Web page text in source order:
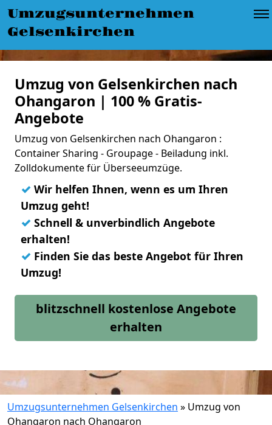
Umzugsunternehmen
Gelsenkirchen
Umzug von Gelsenkirchen nach
Ohangaron | 100 % Gratis-
Angebote
Umzug von Gelsenkirchen nach Ohangaron :
Container Sharing - Groupage - Beiladung inkl.
Zolldokumente für Überseeumzüge.
✓ Wir helfen Ihnen, wenn es um Ihren
Umzug geht!
✓ Schnell & unverbindlich Angebote
erhalten!
✓ Finden Sie das beste Angebot für Ihren
Umzug!
blitzschnell kostenlose Angebote
erhalten
Umzugsunternehmen Gelsenkirchen » Umzug von
Ohangaron nach Ohangaron